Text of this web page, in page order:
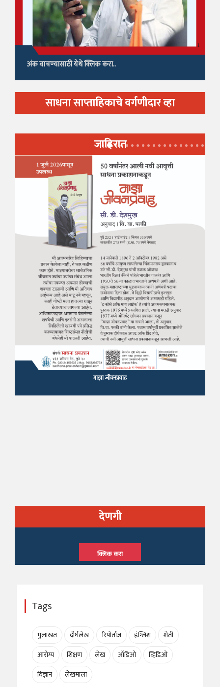
अंक वाचण्यासाठी येथे क्लिक करा..
साधना साप्ताहिकाचे वर्गणीदार व्हा
जाहिरात
माझा जीवनप्रवाह
देणगी
क्लिक करा
Tags
मुलाखत दीर्घलेख रिपोर्ताज इंग्लिश
शेती
आरोग्य
शिक्षण लेख ऑडिओ
व्हिडिओ
विज्ञान
लेखमाला